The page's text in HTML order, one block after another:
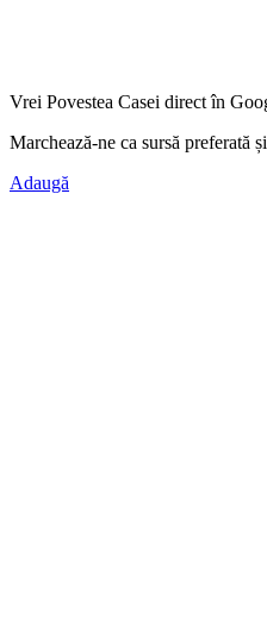
Vrei Povestea Casei direct în
Marchează-ne ca sursă preferată
Adaugă